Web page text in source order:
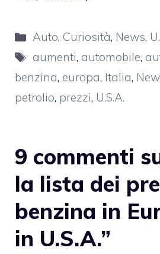
Categorie
Auto, Curiosità, News,
Tag
aumenti, automobile,
benzina, europa, Italia,
petrolio, prezzi, U.S.A.
9 commenti
la lista dei
benzina in
in U.S.A.”